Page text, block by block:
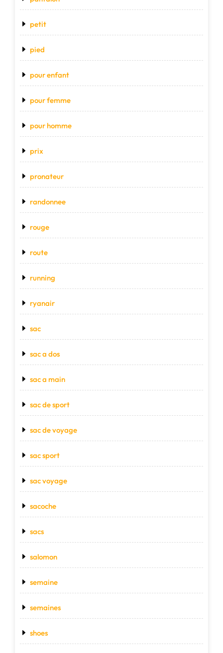
petit
pied
pour enfant
pour femme
pour homme
prix
pronateur
randonnee
rouge
route
running
ryanair
sac
sac a dos
sac a main
sac de sport
sac de voyage
sac sport
sac voyage
sacoche
sacs
salomon
semaine
semaines
shoes